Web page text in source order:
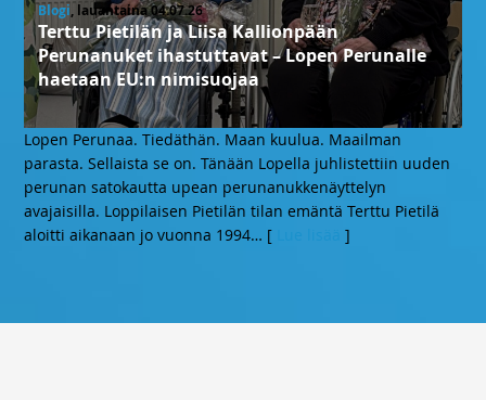
Blogi, lauantaina 04.07.26
Terttu Pietilän ja Liisa Kallionpään
Perunanuket ihastuttavat – Lopen Perunalle
haetaan EU:n nimisuojaa
Lopen Perunaa. Tiedäthän. Maan kuulua. Maailman
parasta. Sellaista se on. Tänään Lopella juhlistettiin uuden
perunan satokautta upean perunanukkenäyttelyn
avajaisilla. Loppilaisen Pietilän tilan emäntä Terttu Pietilä
aloitti aikanaan jo vuonna 1994… [ ]